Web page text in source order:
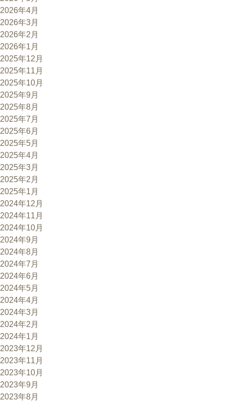
2026年4月
2026年3月
2026年2月
2026年1月
2025年12月
2025年11月
2025年10月
2025年9月
2025年8月
2025年7月
2025年6月
2025年5月
2025年4月
2025年3月
2025年2月
2025年1月
2024年12月
2024年11月
2024年10月
2024年9月
2024年8月
2024年7月
2024年6月
2024年5月
2024年4月
2024年3月
2024年2月
2024年1月
2023年12月
2023年11月
2023年10月
2023年9月
2023年8月